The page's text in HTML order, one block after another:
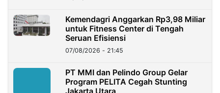
Kemendagri Anggarkan Rp3,98 Miliar
untuk Fitness Center di Tengah
Seruan Efisiensi
07/08/2026 - 21:45
PT MMI dan Pelindo Group Gelar
Program PELITA Cegah Stunting